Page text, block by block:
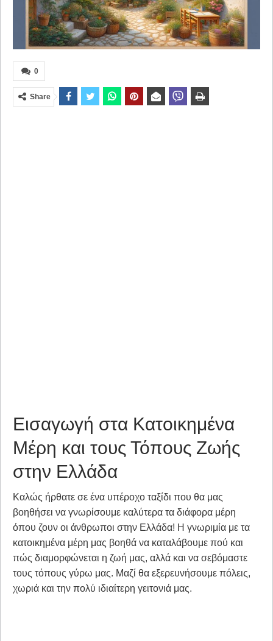
0
Share
Εισαγωγή στα Κατοικημένα
Μέρη και τους Τόπους Ζωής
στην Ελλάδα
Καλώς ήρθατε σε ένα υπέροχο ταξίδι που θα μας
βοηθήσει να γνωρίσουμε καλύτερα τα διάφορα μέρη
όπου ζουν οι άνθρωποι στην Ελλάδα! Η γνωριμία με τα
κατοικημένα μέρη μας βοηθά να καταλάβουμε πού και
πώς διαμορφώνεται η ζωή μας, αλλά και να σεβόμαστε
τους τόπους γύρω μας. Μαζί θα εξερευνήσουμε πόλεις,
χωριά και την πολύ ιδιαίτερη γειτονιά μας.